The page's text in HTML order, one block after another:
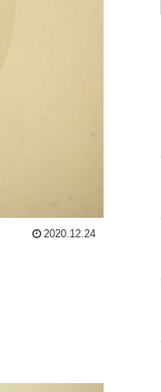
2020.12.24